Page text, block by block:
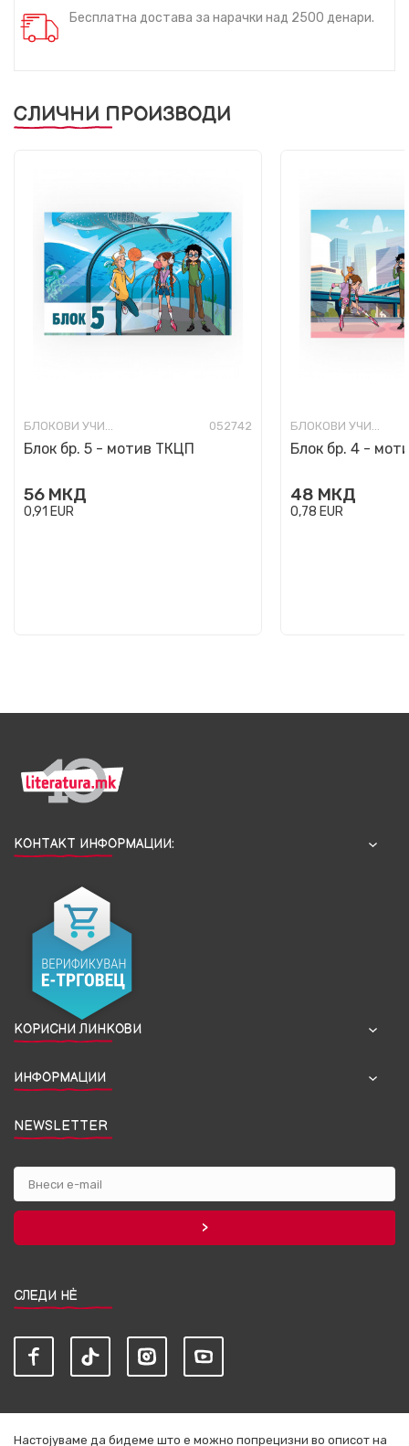
Бесплатна достава за нарачки над 2500 денари.
СЛИЧНИ ПРОИЗВОДИ
БЛОКОВИ УЧИЛИШНИ 052742
Блок бр. 5 - мотив ТКЦП
56 МКД
0,91 EUR
БЛОКОВИ УЧИЛИШНИ
Блок бр. 4 -
48 МКД
0,78 EUR
КОНТАКТ ИНФОРМАЦИИ:
КОРИСНИ ЛИНКОВИ
ИНФОРМАЦИИ
NEWSLETTER
СЛЕДИ НЀ
Настојуваме да бидеме што е можно попрецизни во описот на